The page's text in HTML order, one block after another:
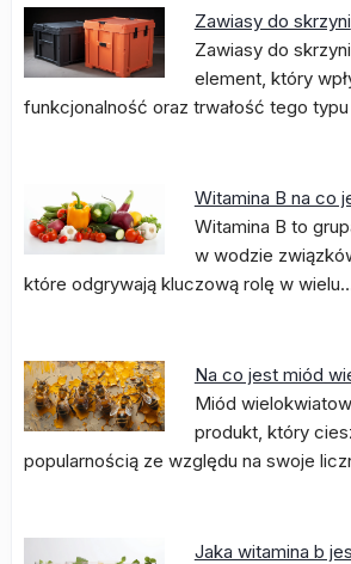
Zawiasy do skrzyni
Zawiasy do
element, który
funkcjonalność oraz trwałość tego
Witamina B na co
Witamina B to
w wodzie
które odgrywają kluczową rolę w
Na co jest miód
Miód
produkt, który
popularnością ze względu na swoje
Jaka witamina b